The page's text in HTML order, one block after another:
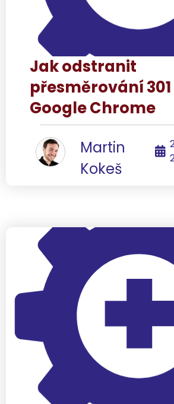
Jak odstranit
přesměrování
Google Chrome
Martin
Kokeš